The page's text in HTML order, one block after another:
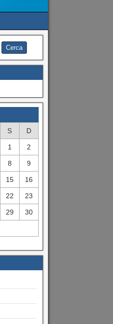
S D
1 2
8 9
15 16
22 23
29 30